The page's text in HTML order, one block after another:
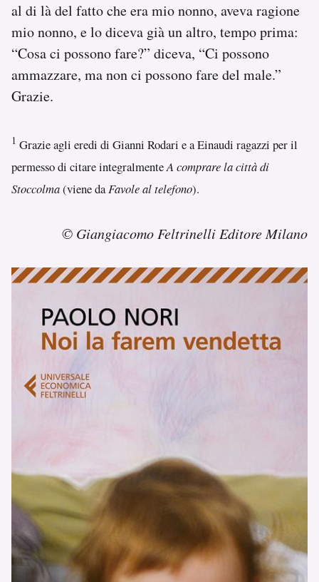
al di là del fatto che era mio nonno, aveva ragione
mio nonno, e lo diceva già un altro, tempo prima:
“Cosa ci possono fare?” diceva, “Ci possono
ammazzare, ma non ci possono fare del male.”
Grazie.
1 Grazie agli eredi di Gianni Rodari e a Einaudi ragazzi per il
permesso di citare integralmenteA comprare la città di
Stoccolma(viene daFavole al telefono).
© Giangiacomo Feltrinelli Editore Milano